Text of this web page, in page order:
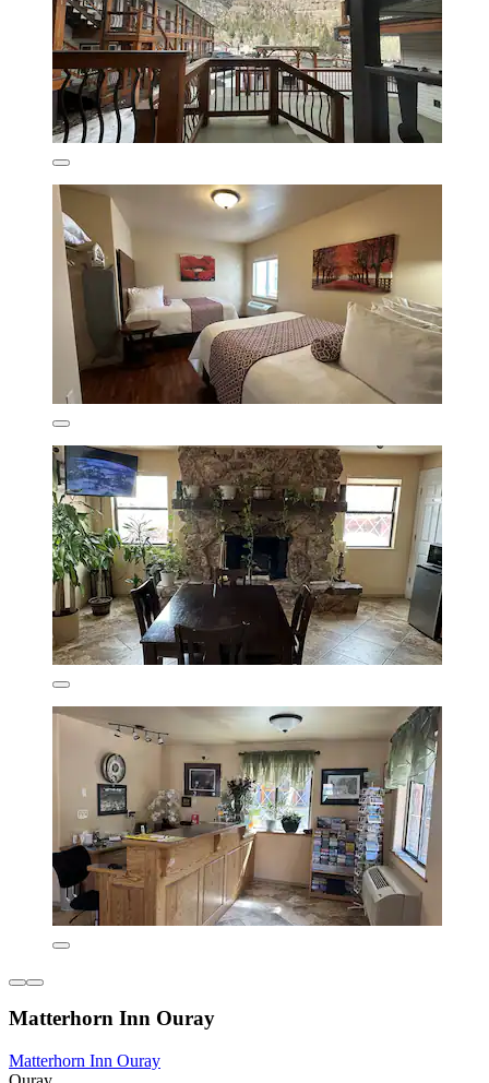
Matterhorn Inn Ouray
Matterhorn Inn Ouray